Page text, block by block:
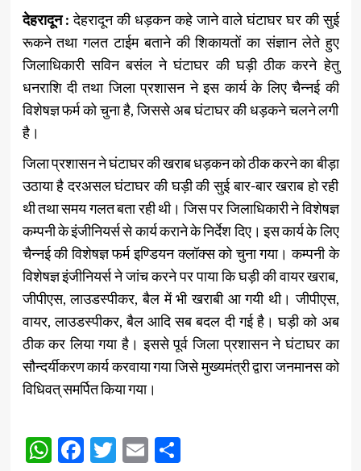
देहरादून : देहरादून की धड़कन कहे जाने वाले घंटाघर घर की सुई
रूकने तथा गलत टाईम बताने की शिकायतों का संज्ञान लेते हुए
जिलाधिकारी सविन बसंल ने घंटाघर की घड़ी ठीक करने हेतु
धनराशि दी तथा जिला प्रशासन ने इस कार्य के लिए चैन्नई की
विशेषज्ञ फर्म को चुना है, जिससे अब घंटाघर की धड़कने चलने लगी
है।
जिला प्रशासन ने घंटाघर की खराब धड़कन को ठीक करने का बीड़ा
उठाया है दरअसल घंटाघर की घड़ी की सुई बार-बार खराब हो रही
थी तथा समय गलत बता रही थी। जिस पर जिलाधिकारी ने विशेषज्ञ
कम्पनी के इंजीनियर्स से कार्य कराने के निर्देश दिए। इस कार्य के लिए
चैन्नई की विशेषज्ञ फर्म इण्डियन क्लॉक्स को चुना गया। कम्पनी के
विशेषज्ञ इंजीनियर्स ने जांच करने पर पाया कि घड़ी की वायर खराब,
जीपीएस, लाउडस्पीकर, बैल में भी खराबी आ गयी थी। जीपीएस,
वायर, लाउडस्पीकर, बैल आदि सब बदल दी गई है। घड़ी को अब
ठीक कर लिया गया है। इससे पूर्व जिला प्रशासन ने घंटाघर का
सौन्दर्यीकरण कार्य करवाया गया जिसे मुख्यमंत्री द्वारा जनमानस को
विधिवत् समर्पित किया गया।
Post
navigation
WhatsApp
Facebook
Twitter
EmailShare